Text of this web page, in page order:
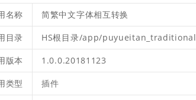
名称 简繁中文字体相互转换
目录 HS根目录/app/puyueitan_traditional
版本 1.0.0.20181123
类型 插件